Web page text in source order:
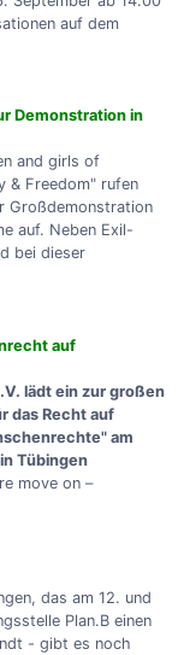
auf dem
Demonstration in
and girls of
& Freedom" rufen
Großdemonstration
auf. Neben Exil-
bei dieser
auf
lädt ein zur großen
das Recht auf
am
Tübingen
move on –
das am 12. und
Plan.B einen
- gibt es noch